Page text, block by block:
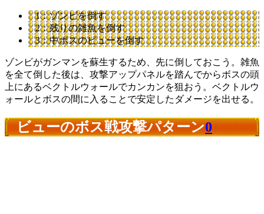
1：ゾンビを倒す
2：残りの雑魚を倒す
3：中ボスのビューを倒す
ゾンビがガンマンを蘇生するため、先に倒しておこう。雑魚
を全て倒した後は、攻撃アップパネルを踏んでからボスの頭
上にあるベクトルウォールでカンカンを狙おう。ベクトルウ
ォールとボスの間に入ることで安定したダメージを出せる。
ビューのボス戦攻撃パターン0